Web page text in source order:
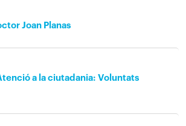
Joan Planas
a la ciutadania: Voluntats